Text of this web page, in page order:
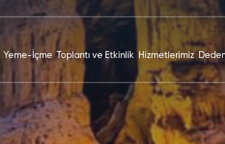
Yeme-İçme Toplantı ve Etkinlik Hizmetlerimiz